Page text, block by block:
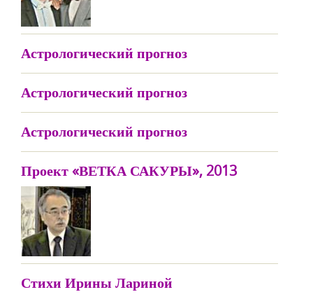
Астрологический прогноз
Астрологический прогноз
Астрологический прогноз
Проект «ВЕТКА САКУРЫ», 2013
Стихи Ирины Лариной